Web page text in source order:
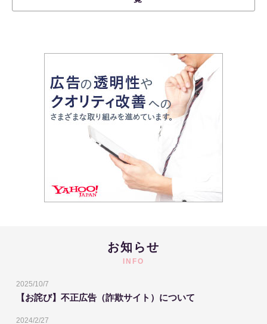
お知らせ
INFO
2025/10/7
【お詫び】不正広告（詐欺サイト）について
2024/2/27